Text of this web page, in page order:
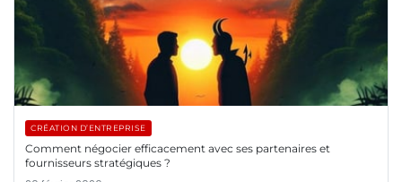
CRÉATION D’ENTREPRISE
Comment négocier efficacement avec ses partenaires et
fournisseurs stratégiques ?